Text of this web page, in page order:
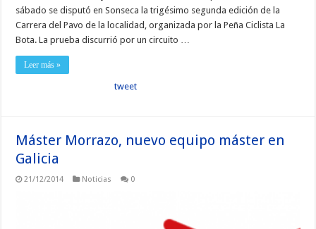
sábado se disputó en Sonseca la trigésimo segunda edición de la
Carrera del Pavo de la localidad, organizada por la Peña Ciclista La
Bota. La prueba discurrió por un circuito …
Leer más »
tweet
Máster Morrazo, nuevo equipo máster en
Galicia
21/12/2014 Noticias 0